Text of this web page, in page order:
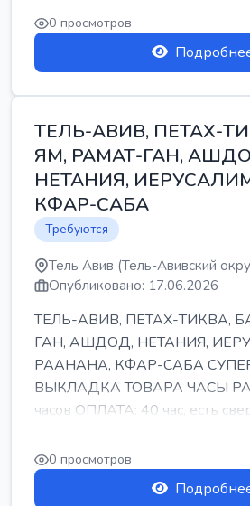
0 просмотров
ТЕЛЬ-АВИВ, ПЕТАХ-
ЯМ, РАМАТ-ГАН,
НЕТАНИЯ,
КФАР-САБА
Требуются
Тель Авив (Тель-Авивский
Опубликовано: 17.06.2026
ТЕЛЬ-АВИВ, ПЕТАХ-ТИКВА,
ГАН, АШДОД, НЕТАНИЯ,
РААНАНА, КФАР-САБА
ВЫКЛАДКА ТОВАРА ЧАСЫ
часов ОПЛАТА: 40 час, есть
ПИТАНИЕ ЕСТЬ Для синих б...
0 просмотров